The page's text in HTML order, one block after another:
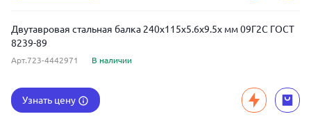
Двутавровая стальная балка 240x115x5.6x9.5x мм 09Г2С ГОСТ
8239-89
Арт.723-4442971 В наличии
Узнать цену